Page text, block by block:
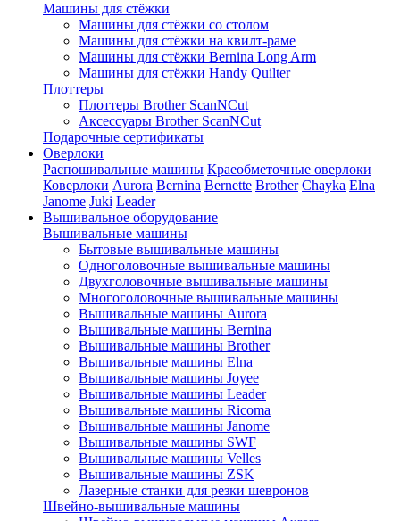
Машины для стёжки
Машины для стёжки со столом
Машины для стёжки на квилт-раме
Машины для стёжки Bernina Long Arm
Машины для стёжки Handy Quilter
Плоттеры
Плоттеры Brother ScanNCut
Аксессуары Brother ScanNCut
Подарочные сертификаты
Оверлоки
Распошивальные машины Краеобметочные оверлоки
Коверлоки Aurora Bernina Bernette Brother Chayka Elna
Janome Juki Leader
Вышивальное оборудование
Вышивальные машины
Бытовые вышивальные машины
Одноголовочные вышивальные машины
Двухголовочные вышивальные машины
Многоголовочные вышивальные машины
Вышивальные машины Aurora
Вышивальные машины Bernina
Вышивальные машины Brother
Вышивальные машины Elna
Вышивальные машины Joyee
Вышивальные машины Leader
Вышивальные машины Ricoma
Вышивальные машины Janome
Вышивальные машины SWF
Вышивальные машины Velles
Вышивальные машины ZSK
Лазерные станки для резки шевронов
Швейно-вышивальные машины